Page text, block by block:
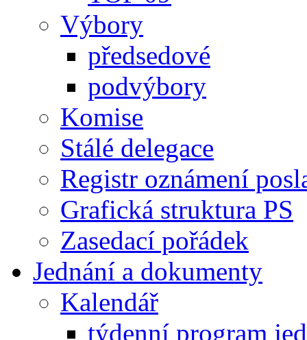
Výbory
předsedové
podvýbory
Komise
Stálé delegace
Registr oznámení
Grafická struktura PS
Zasedací pořádek
Jednání a dokumenty
Kalendář
týdenní program